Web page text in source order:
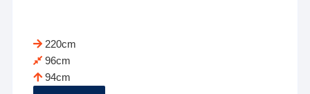
220cm
96cm
94cm